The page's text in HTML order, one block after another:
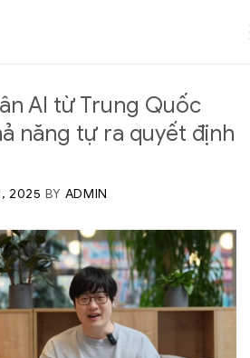
AI từ Trung Quốc
năng tự ra quyết định
2025 BY ADMIN